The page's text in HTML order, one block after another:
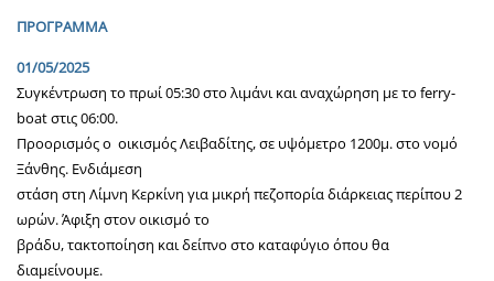
ΠΡΟΓΡΑΜΜΑ
01/05/2025
Συγκέντρωση το πρωί 05:30 στο λιμάνι και αναχώρηση με το ferry-
boat στις 06:00.
Προορισμός ο οικισμός Λειβαδίτης, σε υψόμετρο 1200μ. στο νομό
Ξάνθης. Ενδιάμεση
στάση στη Λίμνη Κερκίνη για μικρή πεζοπορία διάρκειας περίπου 2
ωρών. Άφιξη στον οικισμό το
βράδυ, τακτοποίηση και δείπνο στο καταφύγιο όπου θα
διαμείνουμε.